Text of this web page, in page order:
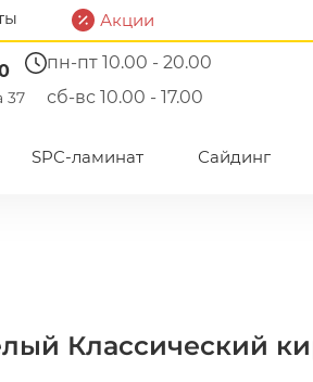
Акции
37
пн-пт 10.00 - 20.00
сб-вс 10.00 - 17.00
SPC-ламинат Сайдинг
Классический